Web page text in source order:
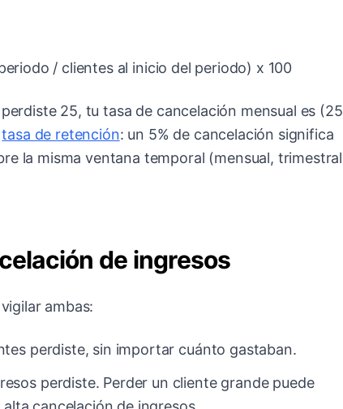
/ clientes al inicio del periodo) x 100
25, tu tasa de cancelación mensual es (25
tasa de retención: un 5% de cancelación significa
la misma ventana temporal (mensual, trimestral
de ingresos
ambas:
perdiste, sin importar cuánto gastaban.
perdiste. Perder un cliente grande puede